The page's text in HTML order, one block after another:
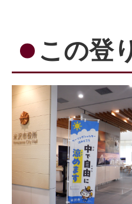
この登